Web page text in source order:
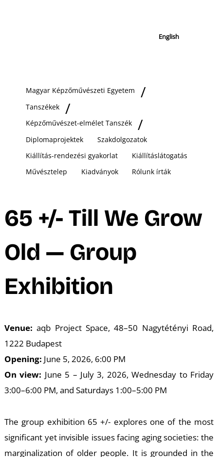
English
Magyar Képzőművészeti Egyetem
Tanszékek
Képzőművészet-elmélet Tanszék
Diplomaprojektek
Szakdolgozatok
Kiállítás-rendezési gyakorlat
Kiállításlátogatás
Művésztelep
Kiadványok Rólunk írták
65 +/- Till We Grow
Old — Group
Exhibition
Venue:aqb Project Space, 48–50 Nagytétényi Road,
1222 Budapest
Opening: June 5, 2026, 6:00 PM
On view: June 5 – July 3, 2026, Wednesday to Friday
3:00–6:00 PM, and Saturdays 1:00–5:00 PM
The group exhibition 65 +/- explores one of the most
significant yet invisible issues facing aging societies: the
marginalization of older people. It is grounded in the